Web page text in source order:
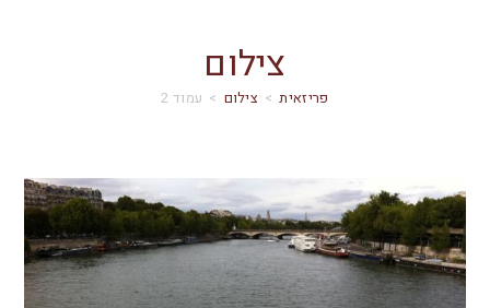
צילום
> צילום > עמוד 2